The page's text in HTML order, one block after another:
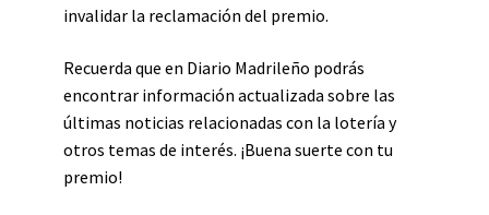
invalidar la reclamación del premio.
Recuerda que en Diario Madrileño podrás
encontrar información actualizada sobre las
últimas noticias relacionadas con la lotería y
otros temas de interés. ¡Buena suerte con tu
premio!